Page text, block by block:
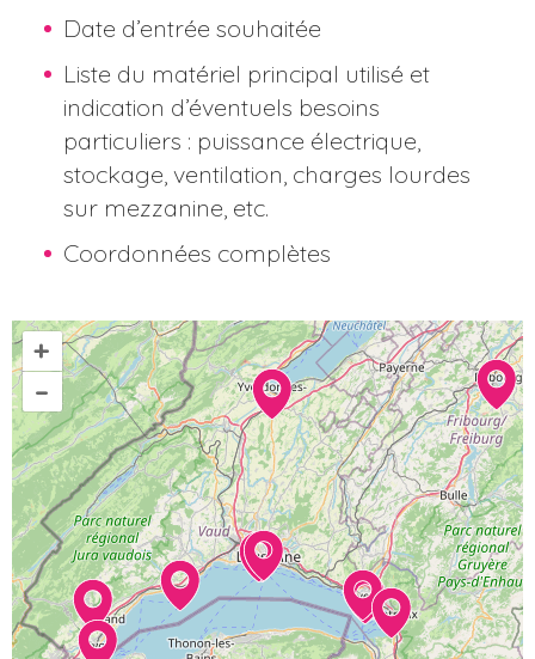
Date d’entrée souhaitée
Liste du matériel principal utilisé et
indication d’éventuels besoins
particuliers : puissance électrique,
stockage, ventilation, charges lourdes
sur mezzanine, etc.
Coordonnées complètes
+
–